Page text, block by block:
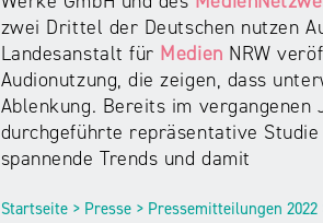
zwei Drittel der Deutschen nutzen
Landesanstalt für Medien NRW
Audionutzung, die zeigen, dass
Ablenkung. Bereits im
durchgeführte repräsentative Studie
spannende Trends und damit
Startseite > Presse > Pressemitteilungen 2022